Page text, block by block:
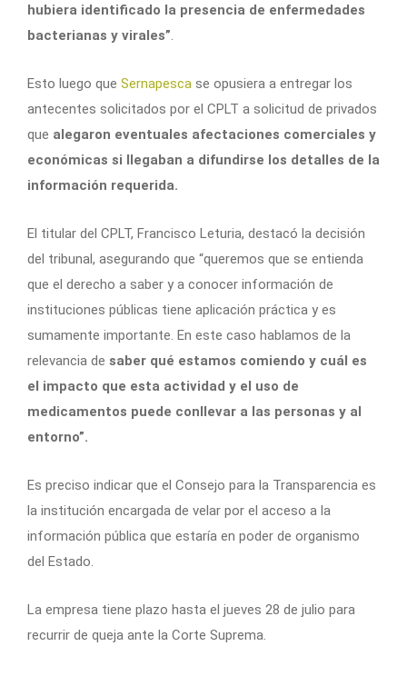
hubiera identificado la presencia de enfermedades
bacterianas y virales”.
Esto luego que Sernapesca se opusiera a entregar los
antecentes solicitados por el CPLT a solicitud de privados
que alegaron eventuales afectaciones comerciales y
económicas si llegaban a difundirse los detalles de la
información requerida.
El titular del CPLT, Francisco Leturia, destacó la decisión
del tribunal, asegurando que “queremos que se entienda
que el derecho a saber y a conocer información de
instituciones públicas tiene aplicación práctica y es
sumamente importante. En este caso hablamos de la
relevancia de saber qué estamos comiendo y cuál es
el impacto que esta actividad y el uso de
medicamentos puede conllevar a las personas y al
entorno”.
Es preciso indicar que el Consejo para la Transparencia es
la institución encargada de velar por el acceso a la
información pública que estaría en poder de organismo
del Estado.
La empresa tiene plazo hasta el jueves 28 de julio para
recurrir de queja ante la Corte Suprema.